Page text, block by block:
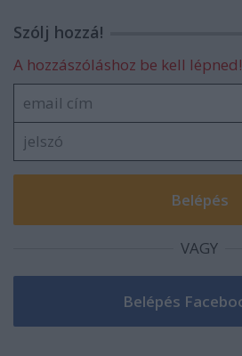
Szólj hozzá!
A hozzászóláshoz be kell lépned!
VAGY